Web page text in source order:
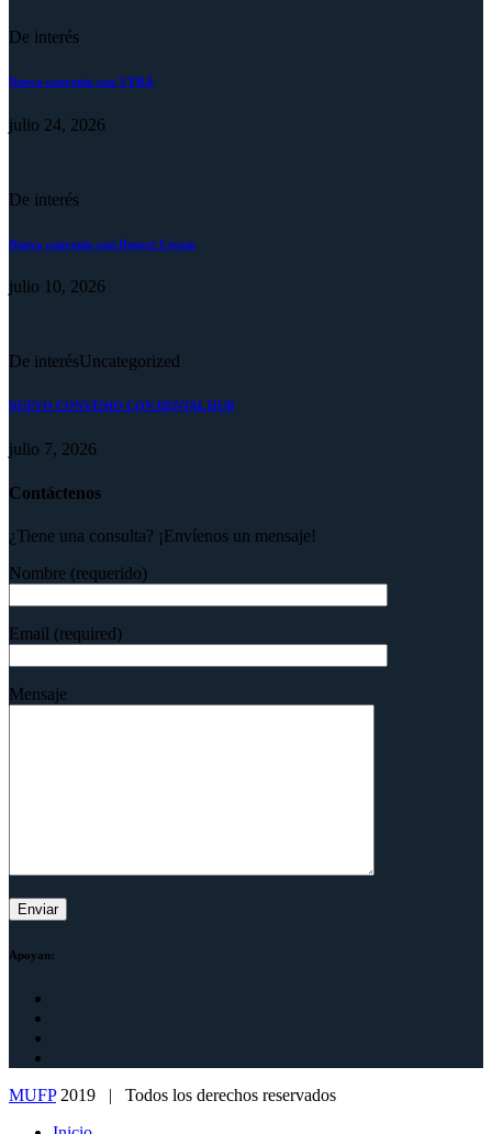
De interés
Nuevo convenio con VYRA
julio 24, 2026
De interés
Nuevo convenio con Deport Cream
julio 10, 2026
De interésUncategorized
NUEVO CONVENIO CON DENTAL HUB
julio 7, 2026
Contáctenos
¿Tiene una consulta? ¡Envíenos un mensaje!
Nombre (requerido)
Email (required)
Mensaje
Apoyan:
MUFP2019 | Todos los derechos reservados